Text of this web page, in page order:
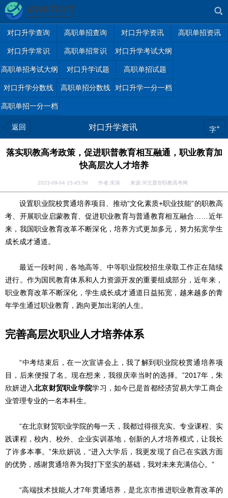
对口升学查询 高职单招查询 对口升学资讯 高职单招资讯
对口升学常识 高职单招常识 对口升学考试大纲
高职单招考试大纲 对口升学试题 高职单招试题
对口升学分数线 高职单招分数线 对口升学一分一档
高职单招一分一档
返回 对口升学资讯 字+
落实职教高考政策，促进职普教育相互融通，职业教育加
快高层次人才培养
2023-09-04 15:45:56 作者:宋涛 来源:河北显智职教高考网
设置职业院校贯通培养项目、推动“文化素质+职业技能”的职教高
考、开展职业启蒙教育、促进职业教育与普通教育相互融合……近年
来，我国职业教育改革不断深化，培养方式更加多元，努力拓宽学生
成长成才通道。
最近一段时间，各地高等、中等职业院校招生录取工作正在陆续
进行。作为国民教育体系和人力资源开发的重要组成部分，近年来，
职业教育改革不断深化，学生成长成才通道日益拓宽，越来越多的青
年学生通过职业教育，跑向更加出彩的人生。
完善高层次职业人才培养体系
“中考结束后，在一次宣讲会上，我了解到职业院校贯通培养项
目，后来便报了名。现在想来，我很庆幸当时的选择。”2017年，朱
欣妍进入北京财贸职业学院学习，如今已是首都经济贸易大学工商企
业管理专业的一名本科生。
“在北京财贸职业学院的每一天，我都过得很充实。专业课程、实
践课程，校内、校外、企业实训基地，创新的人才培养模式，让我长
了许多本事。”朱欣妍说，“进入大学后，我更发现了自己在实践方面
的优势，感谢贯通培养为我打下坚实的基础，我对未来充满信心。”
“高端技术技能人才7年贯通培养，是北京市推进职业教育改革的